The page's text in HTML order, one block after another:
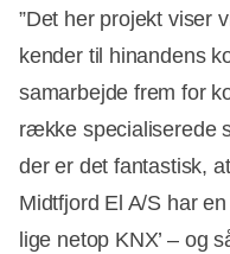
”Det her projekt viser
kender til hinandens
samarbejde frem for
række specialiserede
der er det fantastisk,
Midtfjord El A/S har
lige netop KNX’ – og